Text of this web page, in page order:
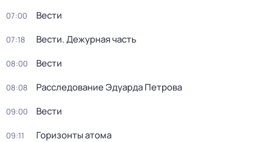
07:00 Вести
07:18 Вести. Дежурная часть
08:00 Вести
08:08 Расследование Эдуарда Петрова
09:00 Вести
09:11 Горизонты атома